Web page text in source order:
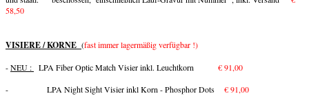
58,50
VISIERE / KORNE (fast immer lagermäßig verfügbar !)
-NEU : LPA Fiber Optic Match Visier inkl. Leuchtkorn € 91,00
- LPA Night Sight Visier inkl Korn - Phosphor Dots
€ 91,00